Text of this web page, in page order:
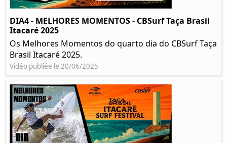
DIA4 - MELHORES MOMENTOS - CBSurf Taça Brasil
Itacaré 2025
Os Melhores Momentos do quarto dia do CBSurf Taça
Brasil Itacaré 2025.
Vidéo publiée le 20/06/2025